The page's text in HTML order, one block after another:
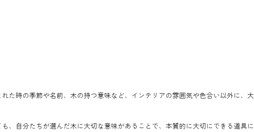
た時の季節や名前、木の持つ意味など、インテリアの雰囲気や色合い以外に、大
、自分たちが選んだ木に大切な意味があることで、本質的に大切にできる道具に